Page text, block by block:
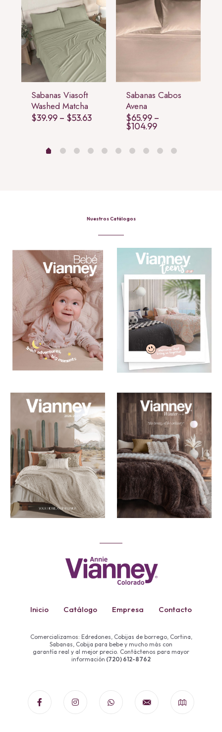
Sabanas Viasoft
Washed Matcha
$39.99 – $53.63Price
$53.63
Sabanas Cabos
Avena
$65.99 –
$104.99Price
through
$104.99
Nuestros Catálogos
Inicio Catálogo Empresa Contacto
Comercializamos: Edredones, Cobijas de borrego, Cortina,
Sabanas, Cobija para bebe y mucho más con
garantía real y al mejor precio. Contáctenos para mayor
información (720) 612-8762